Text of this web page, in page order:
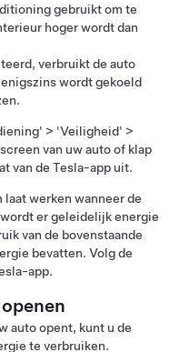
gebruikt om te
hoger wordt dan
verbruikt de auto
wordt gekoeld
> 'Veiligheid' >
van uw auto of klap
van de Tesla-app uit.
werken wanneer de
er geleidelijk energie
van de bovenstaande
bevatten. Volg de
app.
auto opent, kunt u de
te verbruiken.